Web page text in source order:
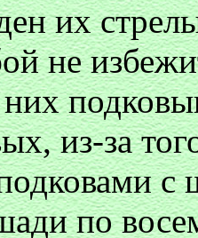
их
не
из-за
с
по